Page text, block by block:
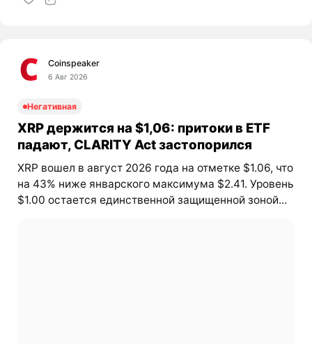
Coinspeaker
6 Авг 2026
Негативная
XRP держится на $1,06: притоки в ETF
падают, CLARITY Act застопорился
XRP вошел в август 2026 года на отметке $1.06, что
на 43% ниже январского максимума $2.41. Уровень
$1.00 остается единственной защищенной зоной...